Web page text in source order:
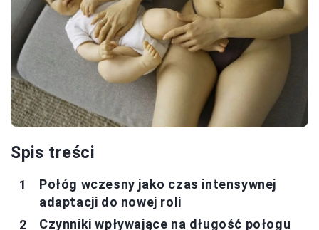
Spis treści
Połóg wczesny jako czas intensywnej
adaptacji do nowej roli
Czynniki wpływające na długość połogu